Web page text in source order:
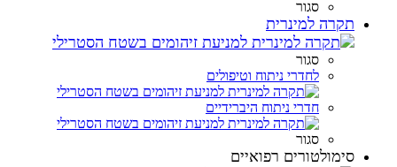
סגור
תקרה למינרית
סגור
לחדרי ניתוח וטיפולים
חדרי ניתוח היברידיים
סגור
סימולטורים רפואיים